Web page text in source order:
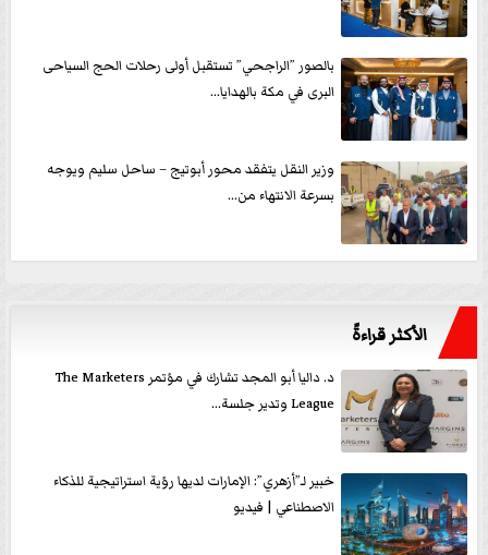
بالصور ”الراجحي” تستقبل أولى رحلات الحج السياحى
البرى في مكة بالهدايا...
وزير النقل يتفقد محور أبوتيج – ساحل سليم ويوجه
بسرعة الانتهاء من...
الأكثر قراءةً
د. داليا أبو المجد تشارك في مؤتمر The Marketers
League وتدير جلسة...
خبير لـ”أزهري”: الإمارات لديها رؤية استراتيجية للذكاء
الاصطناعي | فيديو